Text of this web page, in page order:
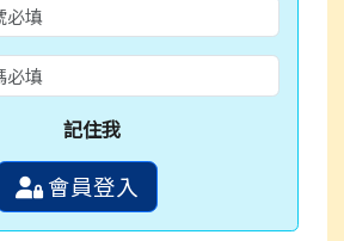
記住我
會員登入